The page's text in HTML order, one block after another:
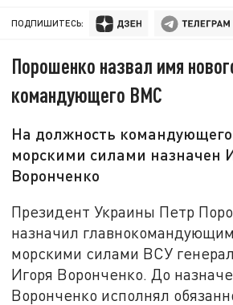
ПОДПИШИТЕСЬ:
Порошенко назвал имя
командующего ВМС
На должность
морскими силами назначен
Воронченко
Президент Украины Петр
назначил
морскими силами ВСУ
Игоря Воронченко. До
Воронченко исполнял